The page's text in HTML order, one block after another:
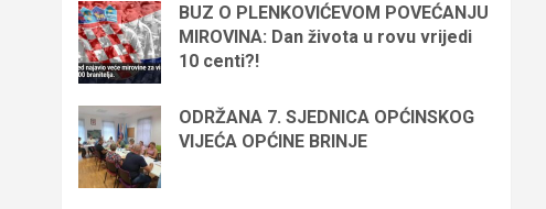
BUZ O PLENKOVIĆEVOM POVEĆANJU
MIROVINA: Dan života u rovu vrijedi
10 centi?!
ODRŽANA 7. SJEDNICA OPĆINSKOG
VIJEĆA OPĆINE BRINJE